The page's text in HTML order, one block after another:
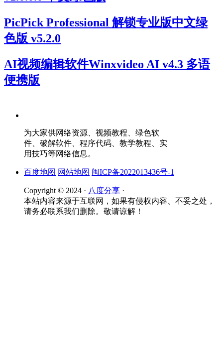
PicPick Professional 解锁专业版中文绿
色版 v5.2.0
AI视频编辑软件Winxvideo AI v4.3 多语
便携版
为大家供网络资源、视频教程、绿色软
件、破解软件、程序代码、教学教程、实
用技巧等网络信息。
百度地图 网站地图 闽ICP备2022013436号-1
Copyright © 2024 · 八度分享 ·
本站内容来源于互联网，如果有侵权内容、不妥之处，
请务必联系我们删除。敬请谅解！